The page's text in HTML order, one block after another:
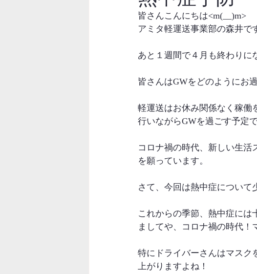
皆さんこんにちは<m(__)m>
アミタ軽運送事業部の森井で
あと１週間で４月も終わりに
皆さんはGWをどのようにお
軽運送はお休み関係なく稼働
行いながらGWを過ごす予定で
コロナ禍の時代、新しい生
を願っています。
さて、今回は熱中症について
これからの季節、熱中症には
ましてや、コロナ禍の時代！
特にドライバーさんはマスク
上がりますよね！